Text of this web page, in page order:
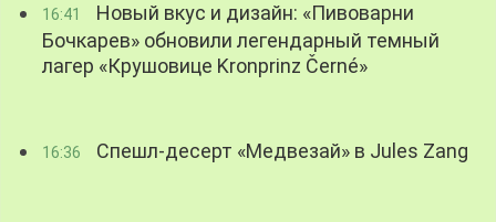
16:41
Новый вкус и дизайн: «Пивоварни
Бочкарев» обновили легендарный темный
лагер «Крушовице Kronprinz Černé»
16:36 Спешл-десерт «Медвезай» в Jules Zang